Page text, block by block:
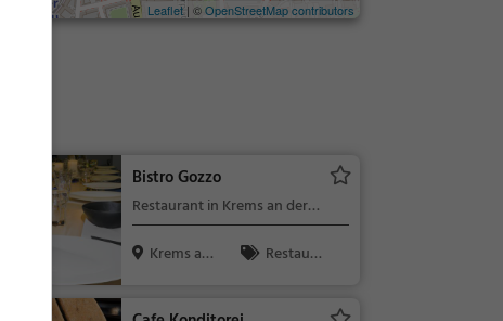
Leaflet| ©OpenStreetMap contributors
Bistro Gozzo
Restaurant in Krems an der
Donau
Krems an
Restaura